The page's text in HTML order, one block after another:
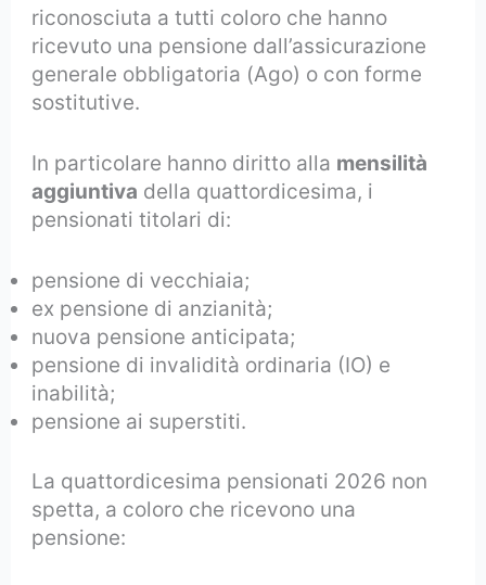
riconosciuta a tutti coloro che hanno
ricevuto una pensione dall’assicurazione
generale obbligatoria (Ago) o con forme
sostitutive.
In particolare hanno diritto alla mensilità
aggiuntiva della quattordicesima, i
pensionati titolari di:
pensione di vecchiaia;
ex pensione di anzianità;
nuova pensione anticipata;
pensione di invalidità ordinaria (IO) e
inabilità;
pensione ai superstiti.
La quattordicesima pensionati 2026 non
spetta, a coloro che ricevono una
pensione: